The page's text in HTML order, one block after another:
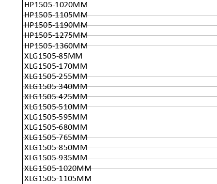
HP1505-1020MM
HP1505-1105MM
HP1505-1190MM
HP1505-1275MM
HP1505-1360MM
XLG1505-85MM
XLG1505-170MM
XLG1505-255MM
XLG1505-340MM
XLG1505-425MM
XLG1505-510MM
XLG1505-595MM
XLG1505-680MM
XLG1505-765MM
XLG1505-850MM
XLG1505-935MM
XLG1505-1020MM
XLG1505-1105MM